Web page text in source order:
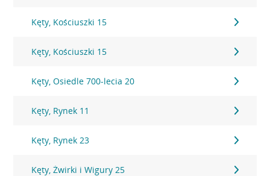
Kęty, Kościuszki 15
Kęty, Kościuszki 15
Kęty, Osiedle 700-lecia 20
Kęty, Rynek 11
Kęty, Rynek 23
Kęty, Żwirki i Wigury 25